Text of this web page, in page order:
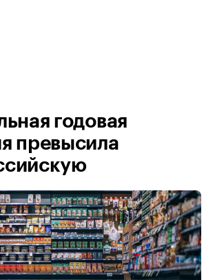
годовая
превысила